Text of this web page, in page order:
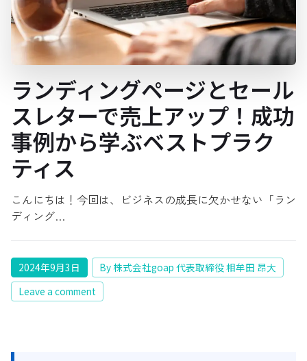
ランディングページとセール
スレターで売上アップ！成功
事例から学ぶベストプラク
ティス
こんにちは！今回は、ビジネスの成長に欠かせない「ラン
ディング…
2024年9月3日
By 株式会社goap 代表取締役 相牟田 昂大
Leave a comment